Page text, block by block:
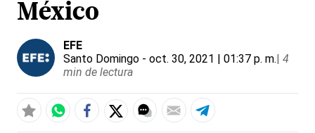
México
EFE
Santo Domingo - oct. 30, 2021 | 01:37 p. m.| 4
min de lectura